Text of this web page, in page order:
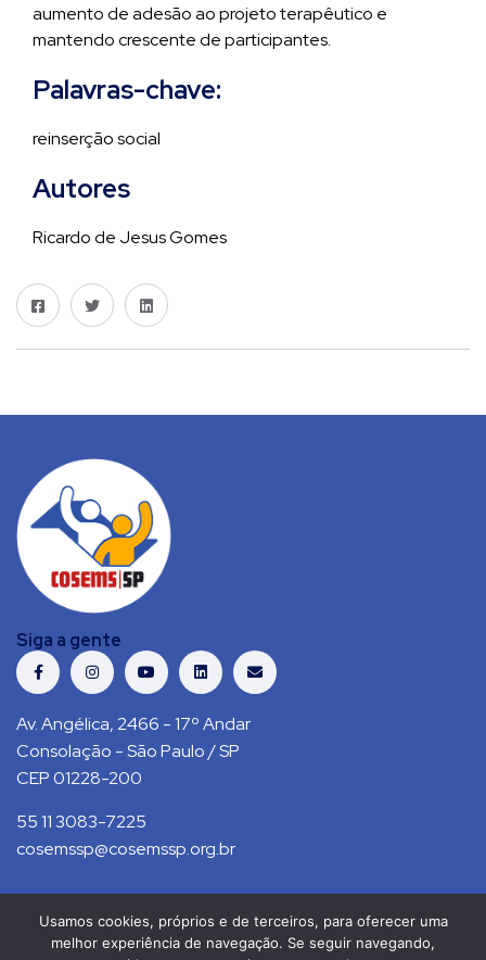
aumento de adesão ao projeto terapêutico e
mantendo crescente de participantes.
Palavras-chave:
reinserção social
Autores
Ricardo de Jesus Gomes
Siga a gente
Av. Angélica, 2466 - 17º Andar
Consolação - São Paulo / SP
CEP 01228-200
55 11 3083-7225
cosemssp@cosemssp.org.br
Política de Privacidade Contato
Usamos cookies, próprios e de terceiros, para oferecer uma
melhor experiência de navegação. Se seguir navegando,